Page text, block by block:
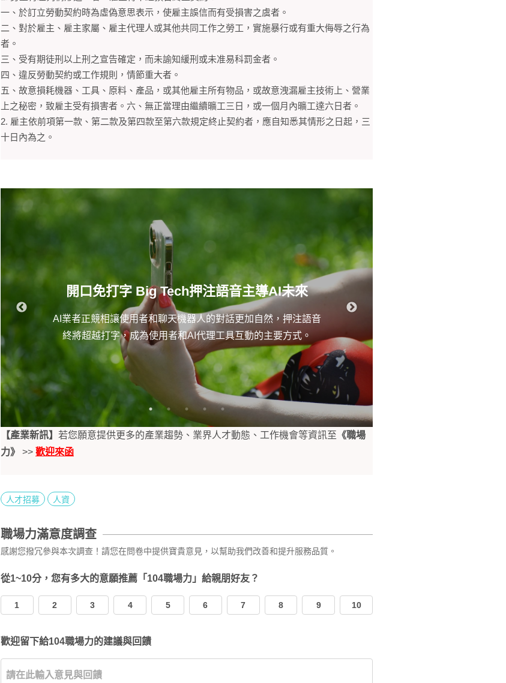
一、於訂立勞動契約時為虛偽意思表示，使雇主誤信而有受損害之虞者。
二、對於雇主、雇主家屬、雇主代理人或其他共同工作之勞工，實施暴行或有重大侮辱之行為
者。
三、受有期徒刑以上刑之宣告確定，而未諭知緩刑或未准易科罰金者。
四、違反勞動契約或工作規則，情節重大者。
五、故意損耗機器、工具、原料、產品，或其他雇主所有物品，或故意洩漏雇主技術上、營業
上之秘密，致雇主受有損害者。六、無正當理由繼續曠工三日，或一個月內曠工達六日者。
2. 雇主依前項第一款、第二款及第四款至第六款規定終止契約者，應自知悉其情形之日起，三
十日內為之。
開口免打字 Big Tech押注語音主導AI未來
AI業者正競相讓使用者和聊天機器人的對話更加自然，押注語音
終將超越打字，成為使用者和AI代理工具互動的主要方式。
【產業新訊】 若您願意提供更多的產業趨勢、業界人才動態、工作機會等資訊至 《職場
力》
>> 歡迎來函
人才招募 人資
職場力滿意度調查
感謝您撥冗參與本次調查！請您在問卷中提供寶貴意見，以幫助我們改善和提升服務品質。
從1~10分，您有多大的意願推薦「104職場力」給親朋好友？
1 2 3 4 5 6 7 8 9 10
歡迎留下給104職場力的建議與回饋